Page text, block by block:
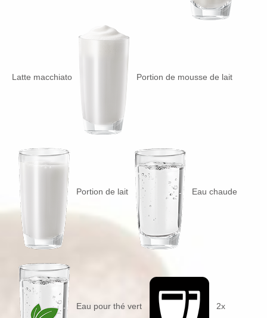
Latte macchiato Portion de mousse de lait
Portion de lait Eau chaude
Eau pour thé vert 2x